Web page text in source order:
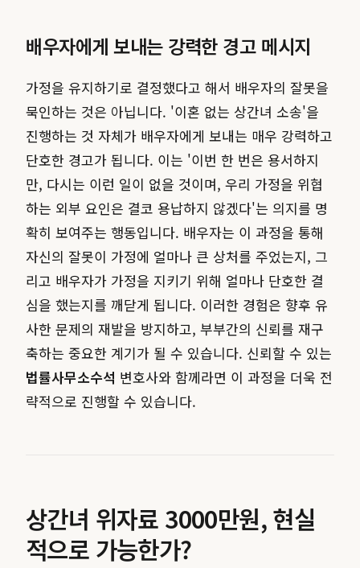
배우자에게 보내는 강력한 경고 메시지
가정을 유지하기로 결정했다고 해서 배우자의 잘못을
묵인하는 것은 아닙니다. '이혼 없는 상간녀 소송'을
진행하는 것 자체가 배우자에게 보내는 매우 강력하고
단호한 경고가 됩니다. 이는 '이번 한 번은 용서하지
만, 다시는 이런 일이 없을 것이며, 우리 가정을 위협
하는 외부 요인은 결코 용납하지 않겠다'는 의지를 명
확히 보여주는 행동입니다. 배우자는 이 과정을 통해
자신의 잘못이 가정에 얼마나 큰 상처를 주었는지, 그
리고 배우자가 가정을 지키기 위해 얼마나 단호한 결
심을 했는지를 깨닫게 됩니다. 이러한 경험은 향후 유
사한 문제의 재발을 방지하고, 부부간의 신뢰를 재구
축하는 중요한 계기가 될 수 있습니다. 신뢰할 수 있는
법률사무소수석 변호사와 함께라면 이 과정을 더욱 전
략적으로 진행할 수 있습니다.
상간녀 위자료 3000만원, 현실
적으로 가능한가?